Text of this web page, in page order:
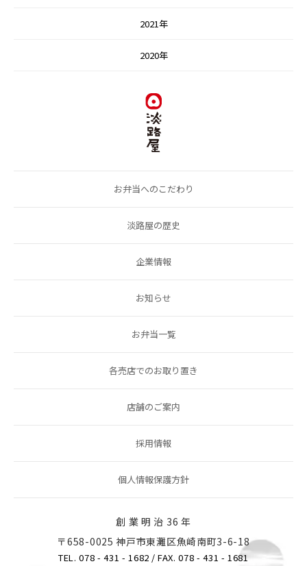
2021年
2020年
お弁当へのこだわり
淡路屋の歴史
企業情報
お知らせ
お弁当一覧
各売店でのお取り置き
店舗のご案内
採用情報
個人情報保護方針
創 業 明 治 36 年
〒658-0025 神戸市東灘区魚崎南町3-6-18
TEL. 078 - 431 - 1682 / FAX. 078 - 431 - 1681